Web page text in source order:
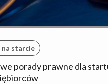
na starcie
porady prawne dla